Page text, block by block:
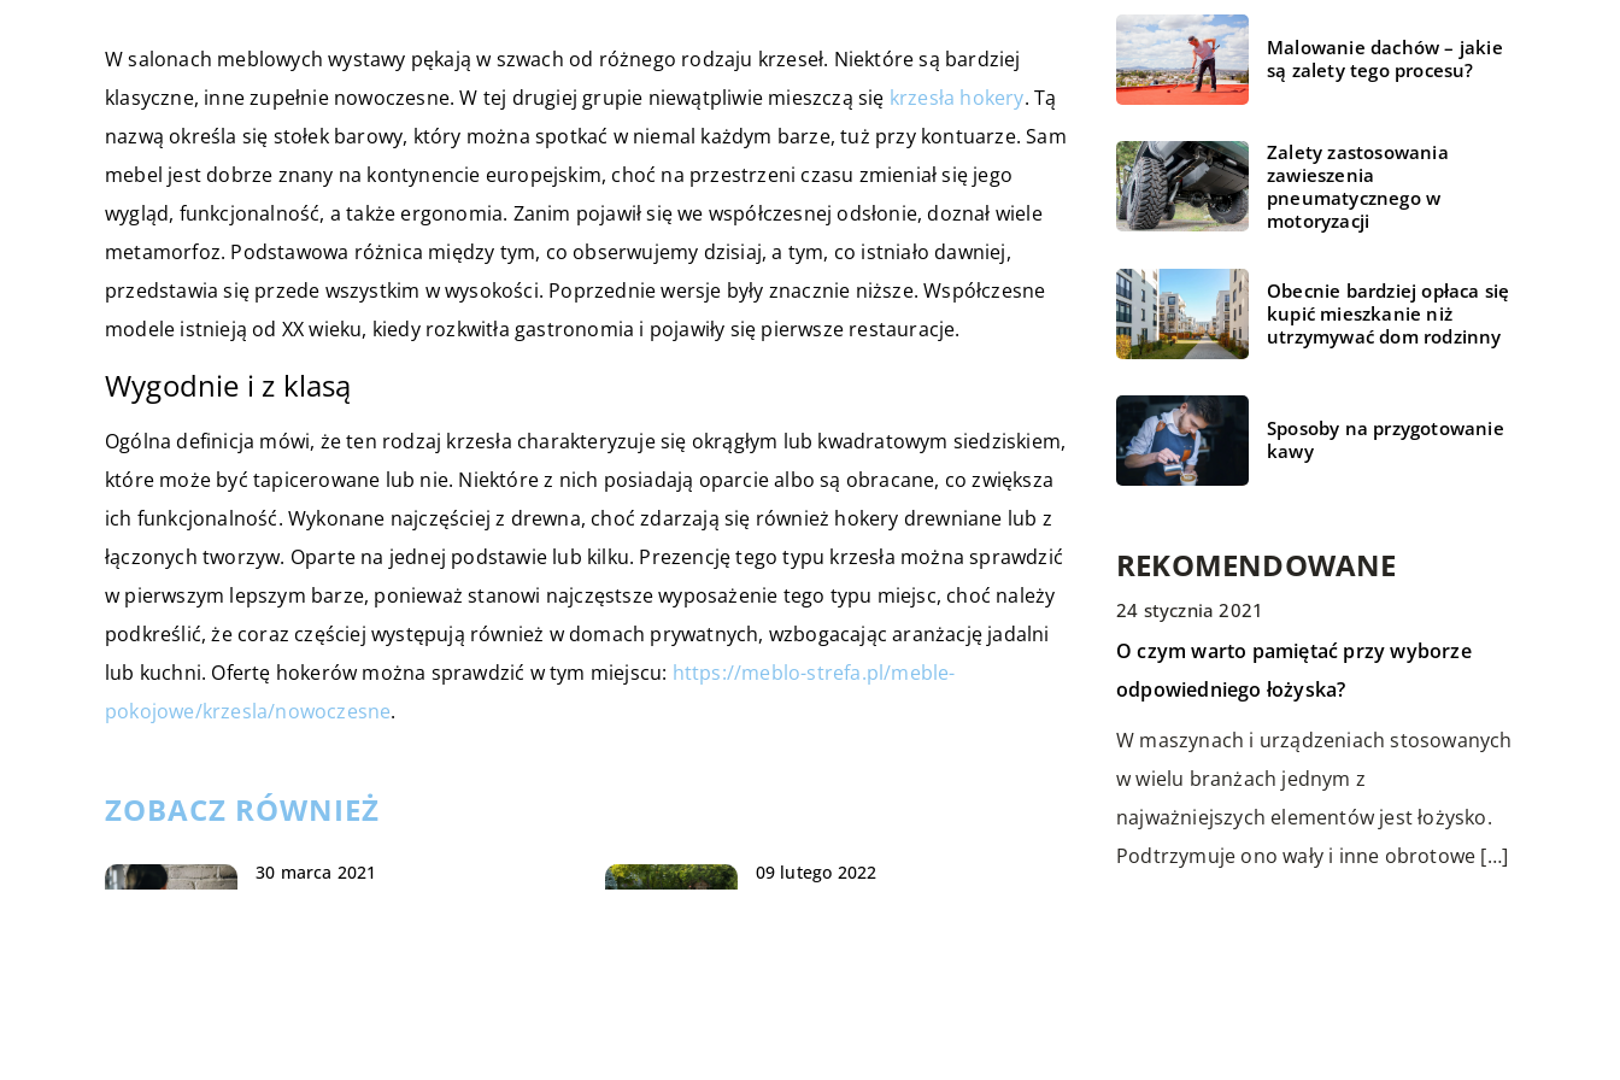
W salonach meblowych wystawy pękają w szwach od różnego rodzaju krzeseł. Niektóre są bardziej
klasyczne, inne zupełnie nowoczesne. W tej drugiej grupie niewątpliwie mieszczą się krzesła hokery. Tą
nazwą określa się stołek barowy, który można spotkać w niemal każdym barze, tuż przy kontuarze. Sam
mebel jest dobrze znany na kontynencie europejskim, choć na przestrzeni czasu zmieniał się jego
wygląd, funkcjonalność, a także ergonomia. Zanim pojawił się we współczesnej odsłonie, doznał wiele
metamorfoz. Podstawowa różnica między tym, co obserwujemy dzisiaj, a tym, co istniało dawniej,
przedstawia się przede wszystkim w wysokości. Poprzednie wersje były znacznie niższe. Współczesne
modele istnieją od XX wieku, kiedy rozkwitła gastronomia i pojawiły się pierwsze restauracje.
Wygodnie i z klasą
Ogólna definicja mówi, że ten rodzaj krzesła charakteryzuje się okrągłym lub kwadratowym siedziskiem,
które może być tapicerowane lub nie. Niektóre z nich posiadają oparcie albo są obracane, co zwiększa
ich funkcjonalność. Wykonane najczęściej z drewna, choć zdarzają się również hokery drewniane lub z
łączonych tworzyw. Oparte na jednej podstawie lub kilku. Prezencję tego typu krzesła można sprawdzić
w pierwszym lepszym barze, ponieważ stanowi najczęstsze wyposażenie tego typu miejsc, choć należy
podkreślić, że coraz częściej występują również w domach prywatnych, wzbogacając aranżację jadalni
lub kuchni. Ofertę hokerów można sprawdzić w tym miejscu: https://meblo-strefa.pl/meble-
pokojowe/krzesla/nowoczesne.
ZOBACZ RÓWNIEŻ
30 marca 2021 09 lutego 2022
Malowanie dachów – jakie
są zalety tego procesu?
Zalety zastosowania
zawieszenia
pneumatycznego w
motoryzacji
Obecnie bardziej opłaca się
kupić mieszkanie niż
utrzymywać dom rodzinny
Sposoby na przygotowanie
kawy
REKOMENDOWANE
WYPOCZYNEK I HOBBY
PRZEMYSŁ I TECHNIKA
24 stycznia 2021
O czym warto pamiętać przy wyborze
odpowiedniego łożyska?
W maszynach i urządzeniach stosowanych
w wielu branżach jednym z
najważniejszych elementów jest łożysko.
Podtrzymuje ono wały i inne obrotowe […]
PRZEMYSŁ I TECHNIKA
18 grudnia 2022